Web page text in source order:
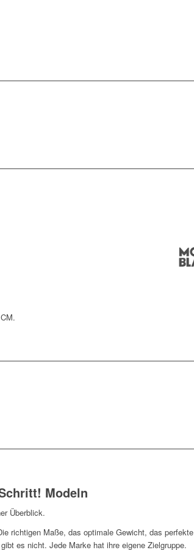
Modeln
Überblick.
richtigen Maße, das optimale Gewicht, das perfekte
es nicht. Jede Marke hat ihre eigene Zielgruppe.